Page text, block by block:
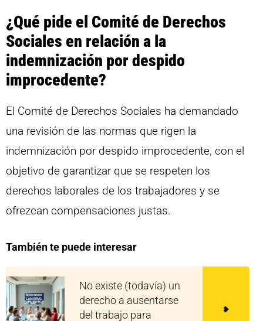
¿Qué pide el Comité de Derechos
Sociales en relación a la
indemnización por despido
improcedente?
El Comité de Derechos Sociales ha demandado
una revisión de las normas que rigen la
indemnización por despido improcedente, con el
objetivo de garantizar que se respeten los
derechos laborales de los trabajadores y se
ofrezcan compensaciones justas.
También te puede interesar
No existe (todavía) un
derecho a ausentarse
del trabajo para